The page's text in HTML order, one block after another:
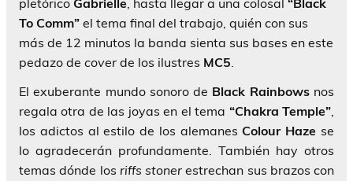
pletórico Gabrielle, hasta llegar a una colosal “Black
To Comm” el tema final del trabajo, quién con sus
más de 12 minutos la banda sienta sus bases en este
pedazo de cover de los ilustres MC5.
El exuberante mundo sonoro de Black Rainbowsnos
regala otra de las joyas en el tema “Chakra Temple”,
los adictos al estilo de los alemanesColour Haze se
lo agradecerán profundamente. También hay otros
temas dónde los riffs stoner estrechan sus brazos con